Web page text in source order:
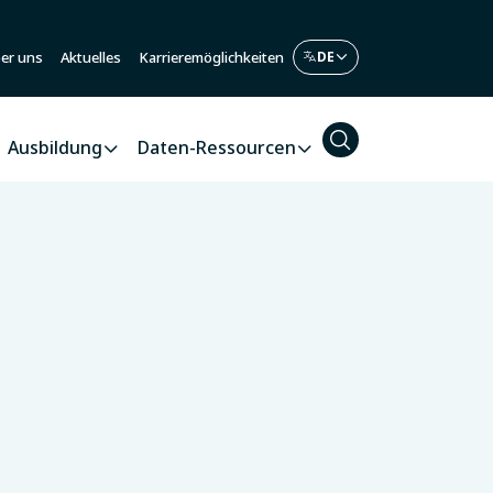
uns Aktuelles Karrieremöglichkeiten
Ausbildung Daten-Ressourcen